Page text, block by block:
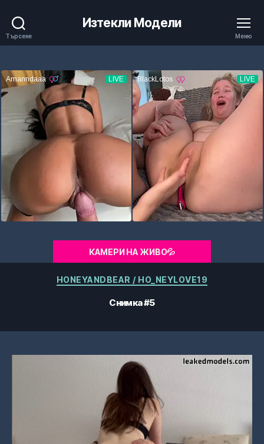
Търсене
Изтекли Модели
Меню
КАМЕРИ НА ЖИВО💦
Категории
HONEYANDBEAR / HO_NEYLOVE19
Снимка #5